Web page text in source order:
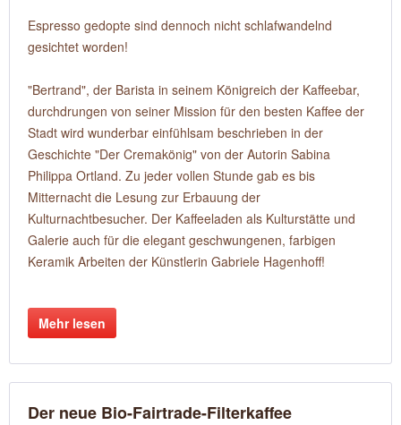
Espresso gedopte sind dennoch nicht schlafwandelnd
gesichtet worden!
"Bertrand", der Barista in seinem Königreich der Kaffeebar,
durchdrungen von seiner Mission für den besten Kaffee der
Stadt wird wunderbar einfühlsam beschrieben in der
Geschichte "Der Cremakönig" von der Autorin Sabina
Philippa Ortland. Zu jeder vollen Stunde gab es bis
Mitternacht die Lesung zur Erbauung der
Kulturnachtbesucher. Der Kaffeeladen als Kulturstätte und
Galerie auch für die elegant geschwungenen, farbigen
Keramik Arbeiten der Künstlerin Gabriele Hagenhoff!
Mehr lesen
Der neue Bio-Fairtrade-Filterkaffee